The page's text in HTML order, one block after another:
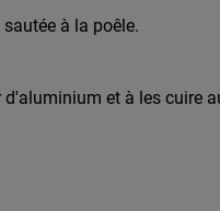
à la poêle.
et à les cuire